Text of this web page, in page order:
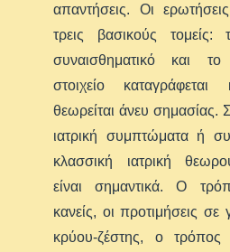
απαντήσεις. Οι
τρεις βασικούς τομείς:
συναισθηματικό και
στοιχείο
θεωρείται άνευ σημασίας.
ιατρική συμπτώματα ή
κλασσική ιατρική
είναι σημαντικά. Ο
κανείς, οι προτιμήσεις σε
κρύου-ζέστης, ο